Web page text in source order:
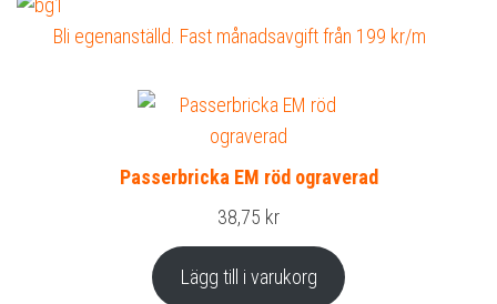
Bli egenanställd. Fast månadsavgift från 199 kr/m
Passerbricka EM röd ograverad
38,75 kr
Lägg till i varukorg